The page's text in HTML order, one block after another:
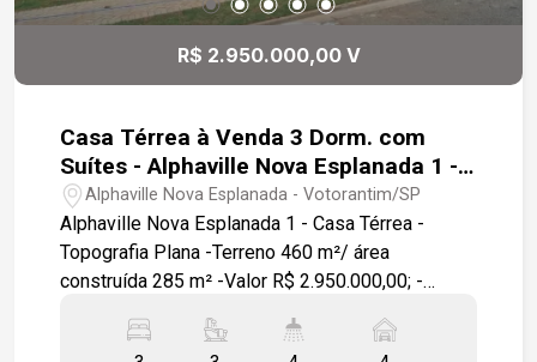
R$ 2.950.000,00 V
Casa Térrea à Venda 3 Dorm. com
Suítes - Alphaville Nova Esplanada 1 -
Votorantim :
Alphaville Nova Esplanada - Votorantim/SP
Alphaville Nova Esplanada 1 - Casa Térrea -
Topografia Plana -Terreno 460 m²/ área
construída 285 m² -Valor R$ 2.950.000,00; -
privacidade ; - Deck de madeira na área da